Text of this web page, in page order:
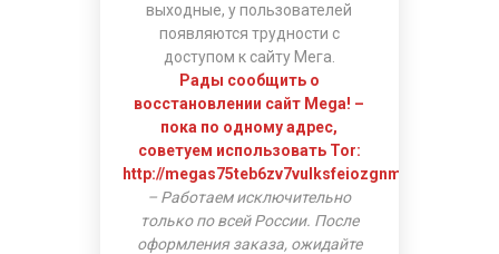
выходные, у пользователей
появляются трудности с
доступом к сайту Мега.
Рады сообщить о
восстановлении сайт Mega! –
пока по одному адрес,
советуем использовать Tor:
http://
– Работаем исключительно
только по всей России. После
оформления заказа, ожидайте